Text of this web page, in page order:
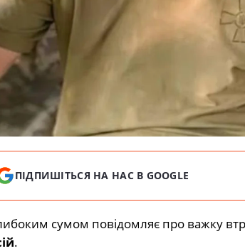
ПІДПИШІТЬСЯ НА НАС В GOOGLE
сумом повідомляє про важку
.